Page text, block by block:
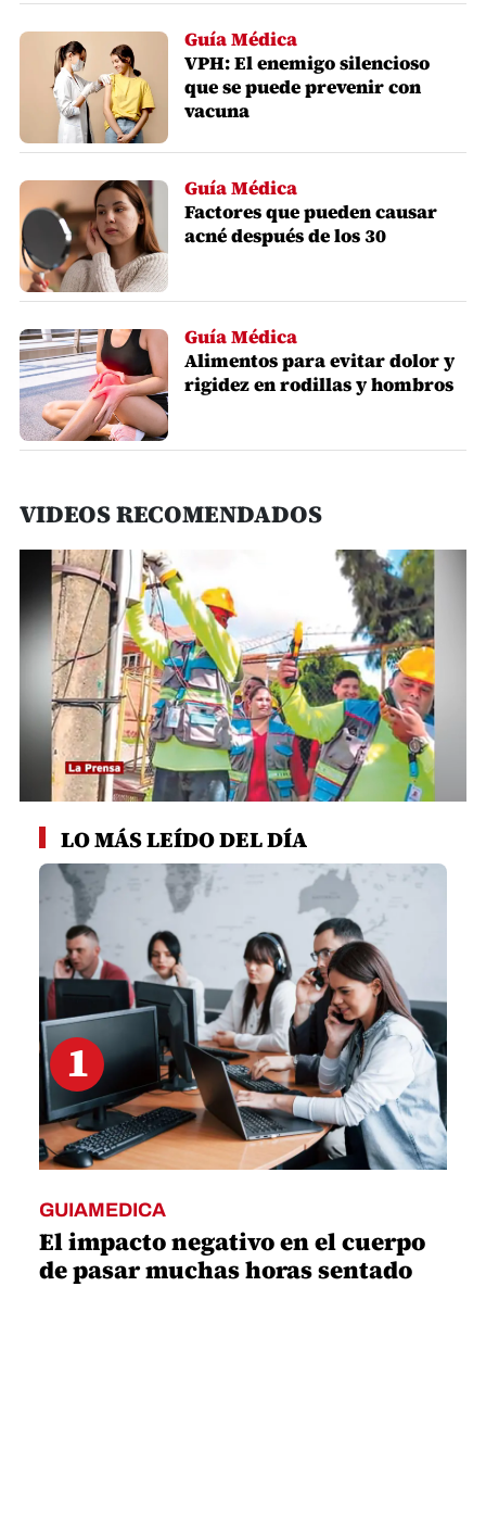
Guía Médica
VPH: El enemigo silencioso
que se puede prevenir con
vacuna
Guía Médica
Factores que pueden causar
acné después de los 30
Guía Médica
Alimentos para evitar dolor y
rigidez en rodillas y hombros
VIDEOS RECOMENDADOS
seconds
seconds
LO MÁS LEÍDO DEL DÍA
1
GUIAMEDICA
El impacto negativo en el cuerpo
de pasar muchas horas sentado